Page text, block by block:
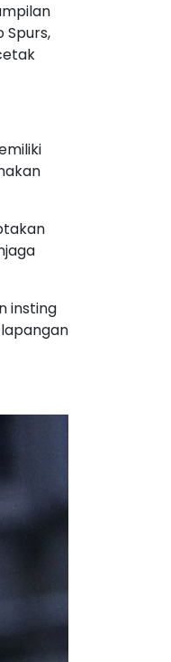
Spurs,
insting